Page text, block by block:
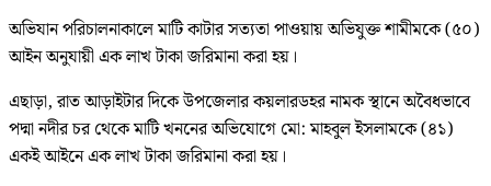
অভিযান পরিচালনাকালে মাটি কাটার সত্যতা পাওয়ায় অভিযুক্ত শামীমকে (৫০)
আইন অনুযায়ী এক লাখ টাকা জরিমানা করা হয়।
এছাড়া, রাত আড়াইটার দিকে উপজেলার কয়লারডহর নামক স্থানে অবৈধভাবে
পদ্মা নদীর চর থেকে মাটি খননের অভিযোগে মো: মাহবুল ইসলামকে (৪১)
একই আইনে এক লাখ টাকা জরিমানা করা হয়।